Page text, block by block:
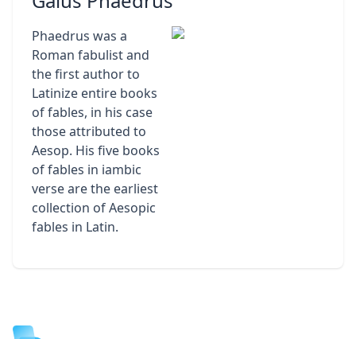
Phaedrus was a
Roman fabulist and
the first author to
Latinize entire books
of fables, in his case
those attributed to
Aesop. His five books
of fables in iambic
verse are the earliest
collection of Aesopic
fables in Latin.